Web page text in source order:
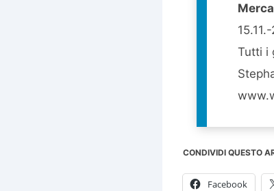
Tutti i
CONDIVIDI QUESTO
Facebook